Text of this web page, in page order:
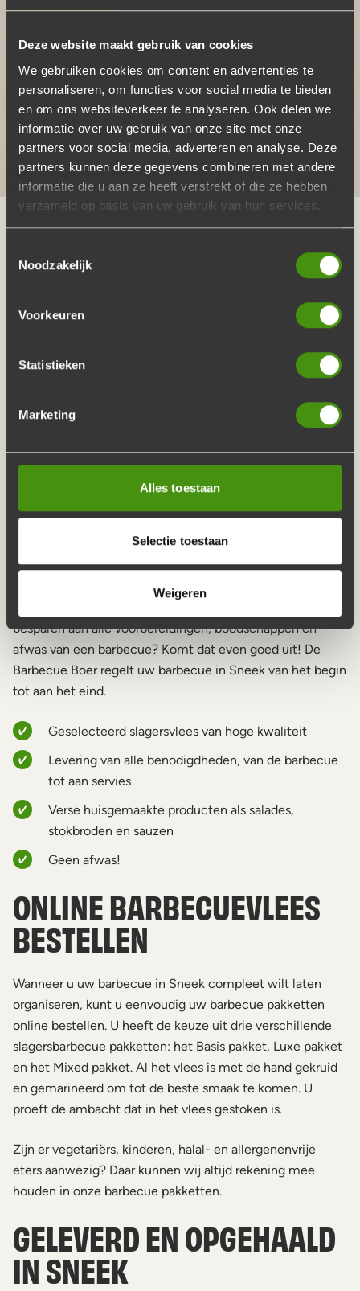
Deze website maakt gebruik van cookies
We gebruiken cookies om content en advertenties te
personaliseren, om functies voor social media te bieden
en om ons websiteverkeer te analyseren. Ook delen we
informatie over uw gebruik van onze site met onze
partners voor social media, adverteren en analyse. Deze
partners kunnen deze gegevens combineren met andere
informatie die u aan ze heeft verstrekt of die ze hebben
verzameld op basis van uw gebruik van hun services.
Noodzakelijk
Voorkeuren
Statistieken
Marketing
Alles toestaan
Selectie toestaan
Weigeren
“Goede service, meer dan genoeg, aardige
bezorging en heerlijk dat je zonder
schuldgevoel alles vuil kunt inleveren”
HOE HET WERKT
Kies jouw ideale BBQ-pakket en bestel
door jouw gekozen datum
Wij overleggen met je wanneer we de BBQ
HIER HEBBEN WIJ
besparen aan alle voorbereidingen, boodschappen en
afwas van een barbecue? Komt dat even goed uit! De
Barbecue Boer regelt uw barbecue in Sneek van het begin
tot aan het eind.
Geselecteerd slagersvlees van hoge kwaliteit
Levering van alle benodigdheden, van de barbecue
tot aan servies
Verse huisgemaakte producten als salades,
stokbroden en sauzen
Geen afwas!
ONLINE BARBECUEVLEES
BESTELLEN
Wanneer u uw barbecue in Sneek compleet wilt laten
organiseren, kunt u eenvoudig uw barbecue pakketten
online bestellen. U heeft de keuze uit drie verschillende
slagersbarbecue pakketten: het Basis pakket, Luxe pakket
en het Mixed pakket. Al het vlees is met de hand gekruid
en gemarineerd om tot de beste smaak te komen. U
proeft de ambacht dat in het vlees gestoken is.
Zijn er vegetariërs, kinderen, halal- en allergenenvrije
eters aanwezig? Daar kunnen wij altijd rekening mee
houden in onze barbecue pakketten.
GELEVERD EN OPGEHAALD
IN SNEEK